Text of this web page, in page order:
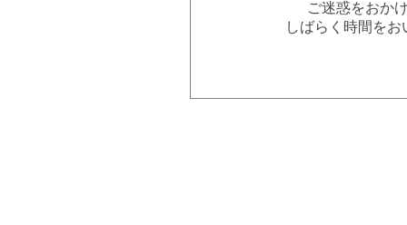
ご迷惑をおか
しばらく時間を